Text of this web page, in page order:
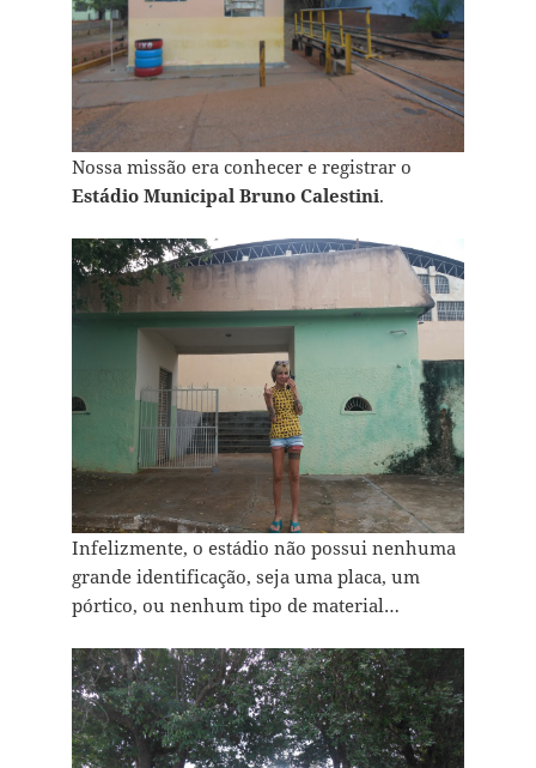
Nossa missão era conhecer e registrar o
Estádio Municipal Bruno Calestini.
Infelizmente, o estádio não possui nenhuma
grande identificação, seja uma placa, um
pórtico, ou nenhum tipo de material…